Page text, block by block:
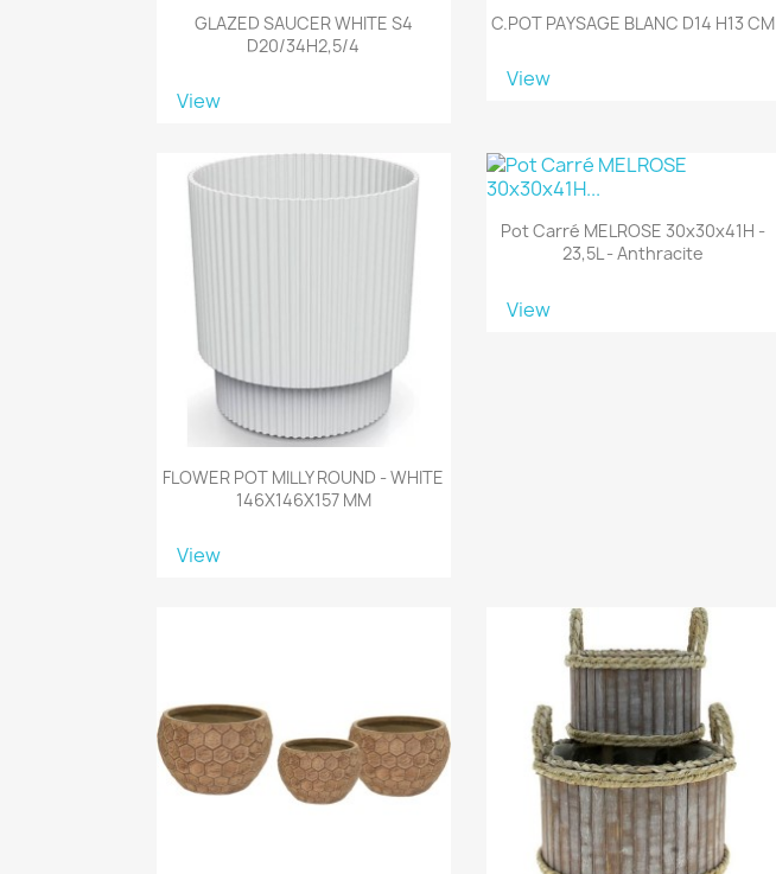
GLAZED SAUCER WHITE S4
D20/34H2,5/4
View
C.POT PAYSAGE BLANC D14 H13 CM
View
FLOWER POT MILLY ROUND - WHITE
146X146X157 MM
View
Pot Carré MELROSE 30x30x41H -
23,5L - Anthracite
View